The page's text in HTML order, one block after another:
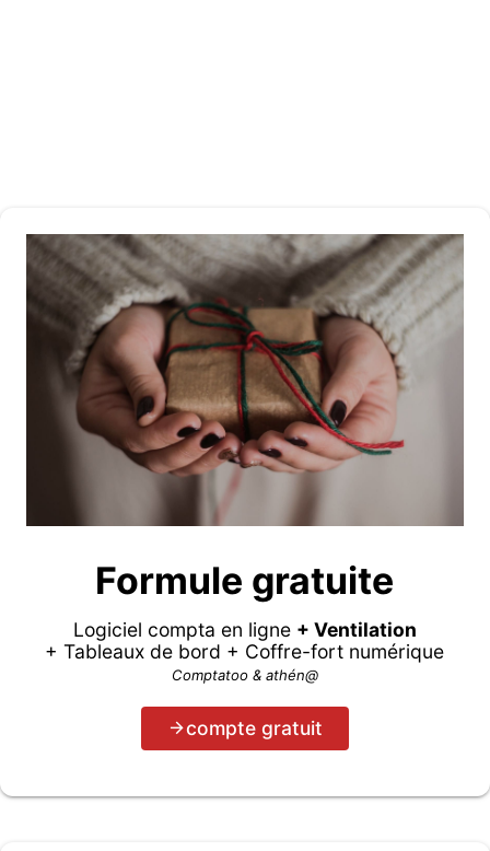
Formule gratuite
Logiciel compta en ligne + Ventilation
+ Tableaux de bord + Coffre-fort numérique
Comptatoo & athén@
compte gratuit